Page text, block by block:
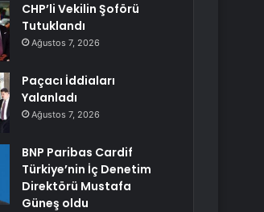
CHP’li Vekilin Şoförü
Tutuklandı
Ağustos 7, 2026
Paçacı İddiaları
Yalanladı
Ağustos 7, 2026
BNP Paribas Cardif
Türkiye’nin İç Denetim
Direktörü Mustafa
Güneş oldu